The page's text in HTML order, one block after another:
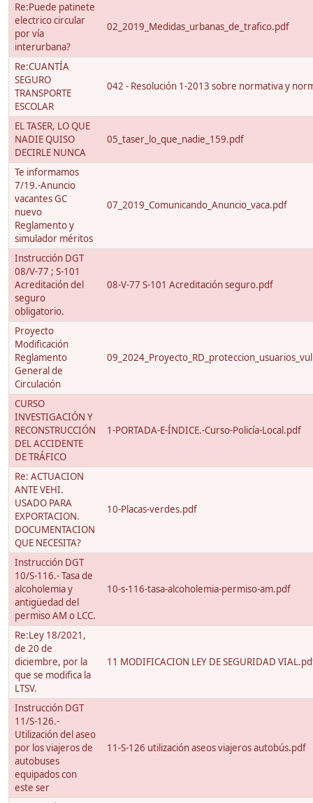
Re:Puede patinete
electrico circular
por vía
interurbana?
02_2019_Medidas_urbanas_de_trafico.pdf
Re:CUANTÍA
SEGURO
TRANSPORTE
ESCOLAR
042 - Resolución 1-2013 sobre normativa y
EL TASER, LO QUE
NADIE QUISO
DECIRLE NUNCA
05_taser_lo_que_nadie_159.pdf
Te informamos
7/19.-Anuncio
vacantes GC
nuevo
Reglamento y
simulador méritos
07_2019_Comunicando_Anuncio_vaca.pdf
Instrucción DGT
08/V-77 ; S-101
Acreditación del
seguro
obligatorio.
08-V-77 S-101 Acreditación seguro.pdf
Proyecto
Modificación
Reglamento
General de
Circulación
CURSO
INVESTIGACIÓN Y
RECONSTRUCCIÓN
DEL ACCIDENTE
DE TRÁFICO
1-PORTADA-E-ÍNDICE.-Curso-Policía-Local.pdf
Re: ACTUACION
ANTE VEHI.
USADO PARA
EXPORTACION.
DOCUMENTACION
QUE NECESITA?
10-Placas-verdes.pdf
Instrucción DGT
10/S-116.- Tasa de
alcoholemia y
antigüedad del
permiso AM o LCC.
10-s-116-tasa-alcoholemia-permiso-am.pdf
Re:Ley 18/2021,
de 20 de
diciembre, por la
que se modifica la
LTSV.
11 MODIFICACION LEY DE SEGURIDAD
Instrucción DGT
11/S-126.-
Utilización del aseo
por los viajeros de
autobuses
equipados con
este ser
11-S-126 utilización aseos viajeros autobús.pdf